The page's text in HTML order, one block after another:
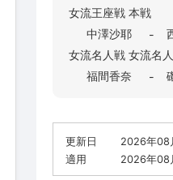
女流王座戦 本戦
中澤沙耶
-
女流名人戦 女流名
福間香奈
-
更新日
2026年08
適用
2026年08